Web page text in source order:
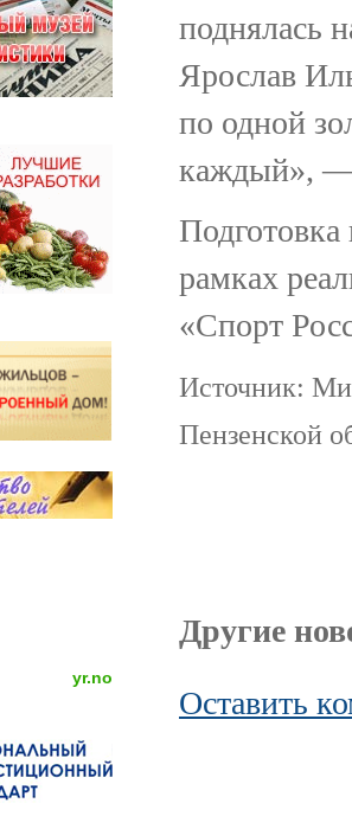
yr.no
поднялась
Ярослав
по одной
каждый», —
Подготовка
рамках
«Спорт
Источник:
Пензенской
Другие
Оставить